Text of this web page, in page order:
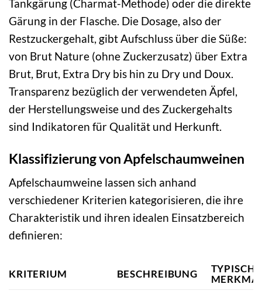
Tankgärung (Charmat-Methode) oder die direkte
Gärung in der Flasche. Die Dosage, also der
Restzuckergehalt, gibt Aufschluss über die Süße:
von Brut Nature (ohne Zuckerzusatz) über Extra
Brut, Brut, Extra Dry bis hin zu Dry und Doux.
Transparenz bezüglich der verwendeten Äpfel,
der Herstellungsweise und des Zuckergehalts
sind Indikatoren für Qualität und Herkunft.
Klassifizierung von Apfelschaumweinen
Apfelschaumweine lassen sich anhand
verschiedener Kriterien kategorisieren, die ihre
Charakteristik und ihren idealen Einsatzbereich
definieren:
KRITERIUM BESCHREIBUNG
TYPISCHE